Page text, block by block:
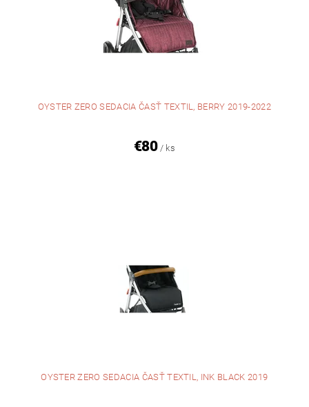
OYSTER ZERO SEDACIA ČASŤ TEXTIL, BERRY 2019-2022
€80 / ks
OYSTER ZERO SEDACIA ČASŤ TEXTIL, INK BLACK 2019